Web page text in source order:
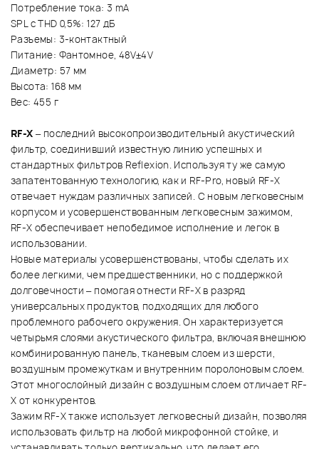
Потребление тока: 3 mA
SPL с THD 0,5%: 127 дБ
Разъемы: 3-контактный
Питание: Фантомное, 48V±4V
Диаметр: 57 мм
Высота: 168 мм
Вес: 455 г
RF-X – последний высокопроизводительный акустический
фильтр, соединивший известную линию успешных и
стандартных фильтров Reflexion. Используя ту же самую
запатентованную технологию, как и RF-Pro, новый RF-Х
отвечает нуждам различных записей. С новым легковесным
корпусом и усовершенствованным легковесным зажимом,
RF-Х обеспечивает непобедимое исполнение и легок в
использовании.
Новые материалы усовершенствованы, чтобы сделать их
более легкими, чем предшественники, но с поддержкой
долговечности – помогая отнести RF-Х в разряд
универсальных продуктов, подходящих для любого
проблемного рабочего окружения. Он характеризуется
четырьмя слоями акустического фильтра, включая внешнюю
комбинированную панель, тканевым слоем из шерсти,
воздушным промежуткам и внутренним поролоновым слоем.
Этот многослойный дизайн с воздушным слоем отличает RF-
Х от конкурентов.
Зажим RF-Х также использует легковесный дизайн, позволяя
использовать фильтр на любой микрофонной стойке, и